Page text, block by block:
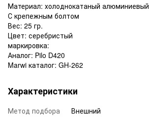
Материал: холоднокатаный алюминиевый
С крепежным болтом
Вес: 25 гр.
Цвет: серебристый
маркировка:
Аналог: Pilo D420
Marwi каталог: GH-262
Характеристики
Метод подбора
Внешний